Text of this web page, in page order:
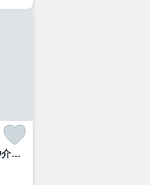
アーバネックス天満橋Front 仲介手数料無料